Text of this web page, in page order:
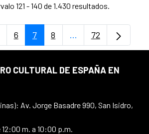
121 - 140 de 1.430 resultados.
intermedias Use TAB para
Página
6 Página
7 Página
8 ...PáginasPágina
72
CULTURAL DE ESPAÑA EN
Av. Jorge Basadre 990, San Isidro,
m. a 10:00 p.m.